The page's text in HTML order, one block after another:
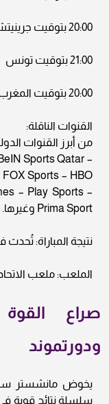
20:00 بتوقيت جرينيتش
21:00 بتوقيت تونس
20:00 بتوقيت المغرب
القنوات الناقلة:
من أبرز القنوات
Sports Qatar –
Sports – HBO
– Play Sports –
Prima Sport وغيرها.
نتيجة المباراة: تُحدث
الملعب: ملعب الاتحاد
صراع
ودورتموند
يخوض مانشستر
سلسلة نتائج قوية